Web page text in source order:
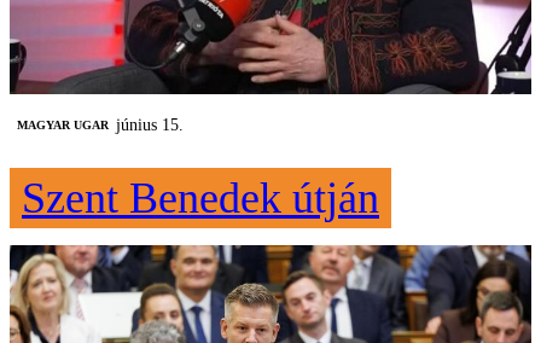
MAGYAR UGAR június 15.
Szent Benedek útján